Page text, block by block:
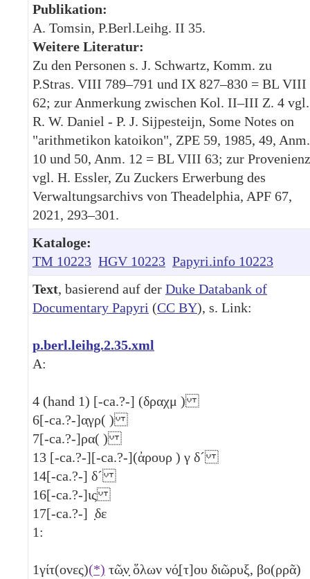
Publikation:
A. Tomsin, P.Berl.Leihg. II 35.
Weitere Literatur:
Zu den Personen s. J. Schwartz, Komm. zu
P.Stras. VIII 789–791 und IX 827–830 = BL VIII
62; zur Anmerkung zwischen Kol. II–III Z. 4 vgl.
R. W. Daniel - P. J. Sijpesteijn, Some Notes on
"arithmetikon katoikon", ZPE 59, 1985, 49, Anm.
10 und 50, Anm. 12 = BL VIII 63; zur Provenienz
vgl. H. Essler, Zu Zuckers Erwerbung des
Verwaltungsarchivs von Theadelphia, APF 67,
2021, 293–301.
Kataloge:
TM 10223 HGV 10223 Papyri.info 10223
Text, basierend auf der Duke Databank of
Documentary Papyri (CC BY), s. Link:
p.berl.leihg.2.35.xml
A:
4 (hand 1) [-ca.?-] (δραχμ )
6[-ca.?-]α̣γρ( )
7[-ca.?-]ρα( )
13 [-ca.?-][-ca.?-](ἀρουρ ) γ δ´
14[-ca.?-] δ´
16[-ca.?-]ις
17[-ca.?-] ̣δε
1:
1γίτ(ονες)(*) τῶ̣ν̣ ὅλων νό̣[τ]ου διῶρυξ, βο(ρρᾶ)